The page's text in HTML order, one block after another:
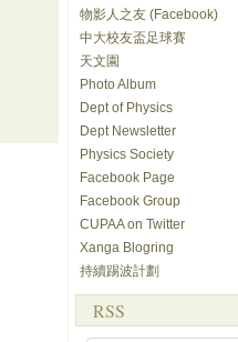
物影人之友 (Facebook)
中大校友盃足球賽
天文園
Photo Album
Dept of Physics
Dept Newsletter
Physics Society
Facebook Page
Facebook Group
CUPAA on Twitter
Xanga Blogring
持續踢波計劃
RSS